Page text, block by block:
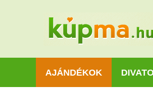
AJÁNDÉKOK